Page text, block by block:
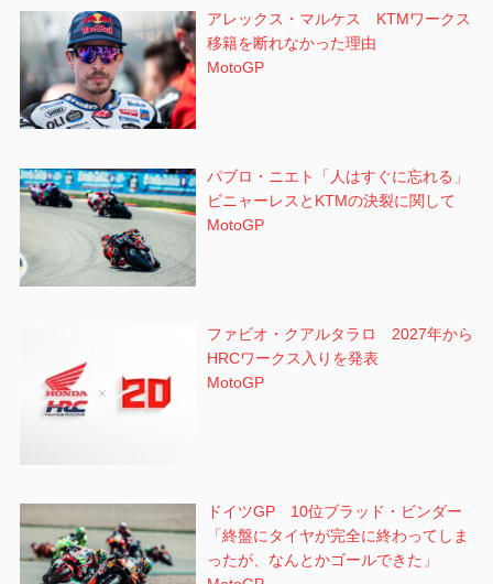
アレックス・マルケス KTMワークス
移籍を断れなかった理由
MotoGP
パブロ・ニエト「人はすぐに忘れる」
ビニャーレスとKTMの決裂に関して
MotoGP
ファビオ・クアルタラロ 2027年から
HRCワークス入りを発表
MotoGP
ドイツGP 10位ブラッド・ビンダー
「終盤にタイヤが完全に終わってしま
ったが、なんとかゴールできた」